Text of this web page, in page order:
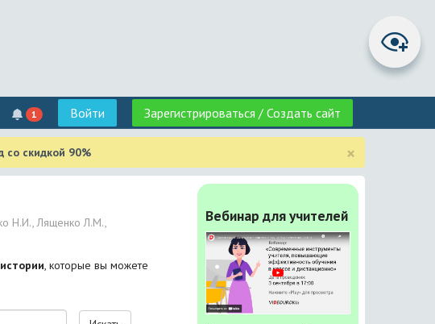
1 Войти Зарегистрироваться / Создать сайт
×
со скидкой 90%
Н.И., Лященко Л.М.,
, которые вы можете
Вебинар для учителей